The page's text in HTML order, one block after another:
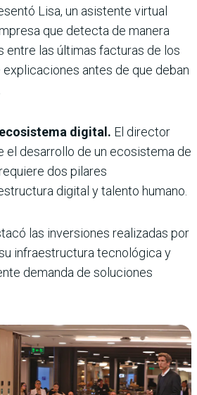
Lisa, un asistente virtual
que detecta de manera
entre las últimas facturas de los
antes de que deban
digital. El director
el desarrollo de un ecosistema de
dos pilares
digital y talento humano.
las inversiones realizadas por
infraestructura tecnológica y
demanda de soluciones